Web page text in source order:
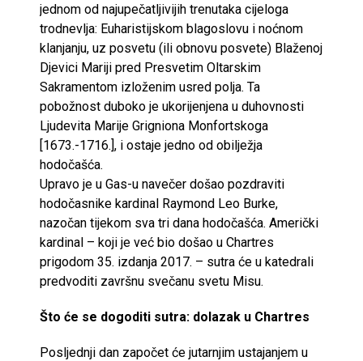
jednom od najupečatljivijih trenutaka cijeloga
trodnevlja: Euharistijskom blagoslovu i noćnom
klanjanju, uz posvetu (ili obnovu posvete) Blaženoj
Djevici Mariji pred Presvetim Oltarskim
Sakramentom izloženim usred polja. Ta
pobožnost duboko je ukorijenjena u duhovnosti
Ljudevita Marije Grigniona Monfortskoga
[1673.-1716.], i ostaje jedno od obilježja
hodočašća.
Upravo je u Gas-u navečer došao pozdraviti
hodočasnike kardinal Raymond Leo Burke,
nazočan tijekom sva tri dana hodočašća. Američki
kardinal – koji je već bio došao u Chartres
prigodom 35. izdanja 2017. – sutra će u katedrali
predvoditi završnu svečanu svetu Misu.
Što će se dogoditi sutra: dolazak u Chartres
Posljednji dan započet će jutarnjim ustajanjem u